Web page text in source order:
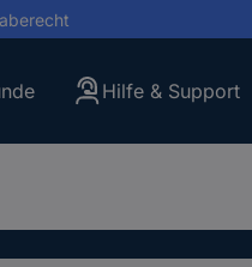
Hilfe & Support